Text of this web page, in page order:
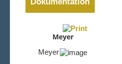
Meyer
Meyer